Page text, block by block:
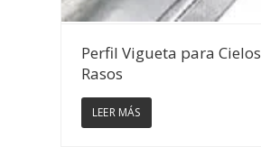
Ver Detalles
Perfil Vigueta para Cielos
Rasos
LEER MÁS